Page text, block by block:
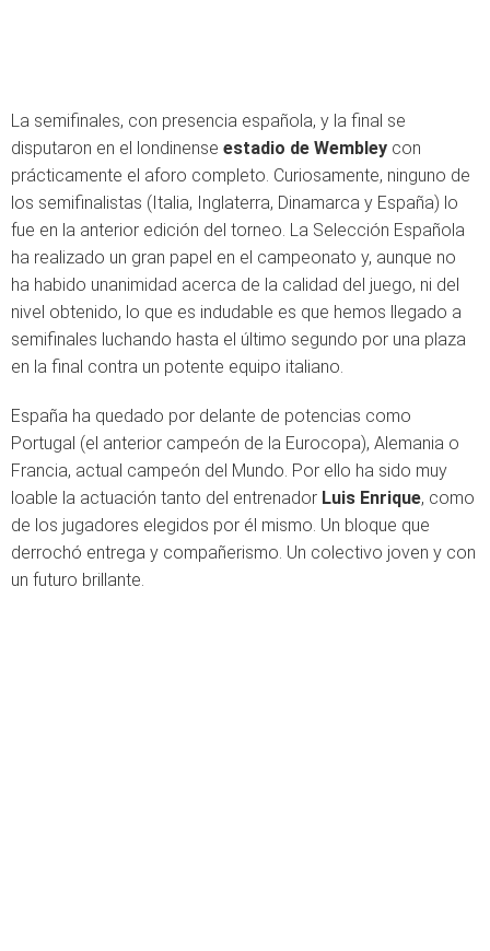
La semifinales, con presencia española, y la final se
disputaron en el londinense estadio de Wembley con
prácticamente el aforo completo. Curiosamente, ninguno de
los semifinalistas (Italia, Inglaterra, Dinamarca y España) lo
fue en la anterior edición del torneo. La Selección Española
ha realizado un gran papel en el campeonato y, aunque no
ha habido unanimidad acerca de la calidad del juego, ni del
nivel obtenido, lo que es indudable es que hemos llegado a
semifinales luchando hasta el último segundo por una plaza
en la final contra un potente equipo italiano.
España ha quedado por delante de potencias como
Portugal (el anterior campeón de la Eurocopa), Alemania o
Francia, actual campeón del Mundo. Por ello ha sido muy
loable la actuación tanto del entrenador Luis Enrique, como
de los jugadores elegidos por él mismo. Un bloque que
derrochó entrega y compañerismo. Un colectivo joven y con
un futuro brillante.